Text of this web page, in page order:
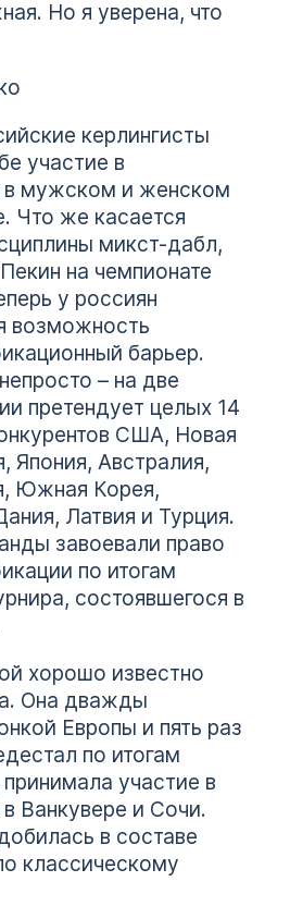
Но я уверена, что
керлингисты
участие в
в мужском и женском
Что же касается
микст-дабл,
на чемпионате
у россиян
возможность
барьер.
– на две
претендует целых 14
США, Новая
Япония, Австралия,
Южная Корея,
Латвия и Турция.
завоевали право
по итогам
состоявшегося в
хорошо известно
Она дважды
Европы и пять раз
по итогам
участие в
Ванкувере и Сочи.
в составе
классическому